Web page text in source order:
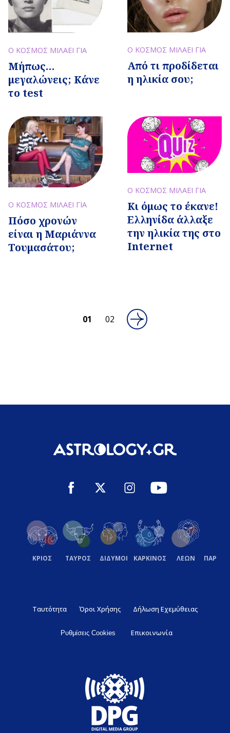
Ο ΚΟΣΜΟΣ ΜΙΛΑΕΙ ΓΙΑ
Μήπως…
μεγαλώνεις; Κάνε
το test
Ο ΚΟΣΜΟΣ ΜΙΛΑΕΙ ΓΙΑ
Από τι προδίδεται
η ηλικία σου;
Ο ΚΟΣΜΟΣ ΜΙΛΑΕΙ ΓΙΑ
Πόσο χρονών
είναι η Μαριάννα
Τουμασάτου;
Ο ΚΟΣΜΟΣ ΜΙΛΑΕΙ ΓΙΑ
Κι όμως το έκανε!
Ελληνίδα άλλαξε
την ηλικία της στο
Internet
01 02
ΚΡΙΟΣ ΤΑΥΡΟΣ ΔΙΔΥΜΟΙ ΚΑΡΚΙΝΟΣ ΛΕΩΝ
Ταυτότητα Όροι Χρήσης Δήλωση Εχεμύθειας
Ρυθμίσεις Cookies Επικοινωνία